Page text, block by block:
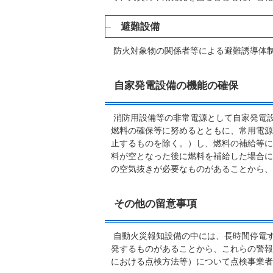
避難設備
防火対象物の関係者等による避難誘導体
自家発電設備の機能の確保
消防用設備等の非常電源として自家発電
燃料の確保等に努めるとともに、常用電
止するものを除く。）し、燃料の補給等
料が空となった後に燃料を補給した場合
の空気抜きが必要なものがあることから
その他の留意事項
自動火災報知設備の中には、長時間停電
発するものがあることから、これらの警
における点検方法等）について点検事業